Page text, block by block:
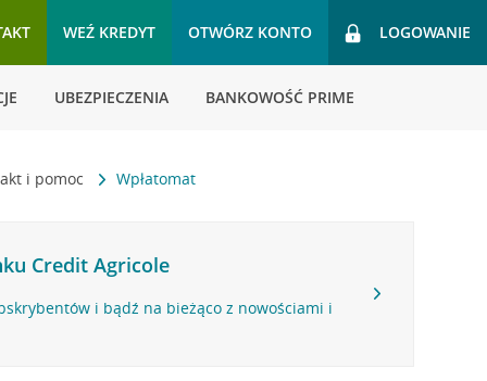
WEŹ KREDYT OTWÓRZ KONTO LOGOWANIE
UBEZPIECZENIA BANKOWOŚĆ PRIME
i pomoc Wpłatomat
Credit Agricole
i bądź na bieżąco z nowościami i